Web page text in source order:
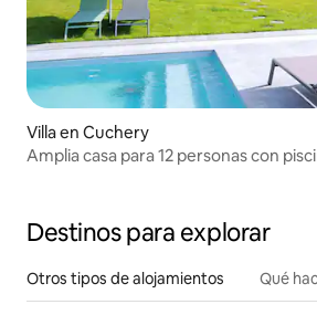
Villa en Cuchery
Amplia casa para 12 personas con
Destinos para explorar
Otros tipos de alojamientos Qué